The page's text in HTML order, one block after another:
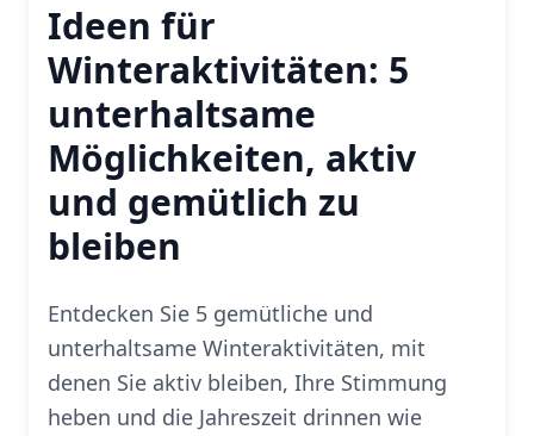
Ideen für
Winteraktivitäten: 5
unterhaltsame
Möglichkeiten, aktiv
und gemütlich zu
bleiben
Entdecken Sie 5 gemütliche und
unterhaltsame Winteraktivitäten, mit
denen Sie aktiv bleiben, Ihre Stimmung
heben und die Jahreszeit drinnen wie